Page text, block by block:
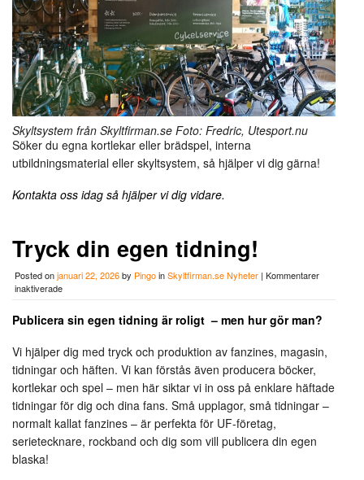
Skyltsystem från Skyltfirman.se Foto: Fredric, Utesport.nu
Söker du egna kortlekar eller brädspel, interna
utbildningsmaterial eller skyltsystem, så hjälper vi dig gärna!
Kontakta oss idag så hjälper vi dig vidare.
Tryck din egen tidning!
Posted onjanuari 22, 2026by PingoinSkyltfirman.se Nyheter | Kommentarer
inaktiveradeför
egen
Publicera sin egen tidning är roligt – men hur gör man?
Vi hjälper dig med tryck och produktion av fanzines, magasin,
tidningar och häften. Vi kan förstås även producera böcker,
kortlekar och spel – men här siktar vi in oss på enklare häftade
tidningar för dig och dina fans. Små upplagor, små tidningar –
normalt kallat fanzines – är perfekta för UF-företag,
serietecknare, rockband och dig som vill publicera din egen
blaska!